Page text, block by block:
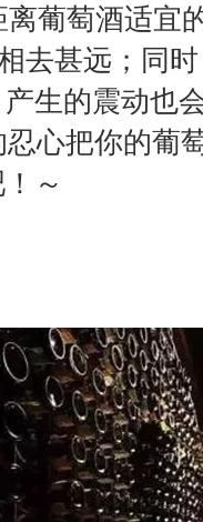
葡萄酒适宜
去甚远；同
生的震动也
心把你的葡
～